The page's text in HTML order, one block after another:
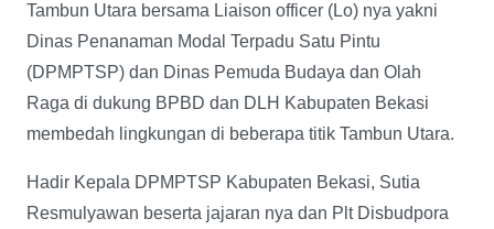
Tambun Utara bersama Liaison officer (Lo) nya yakni
Dinas Penanaman Modal Terpadu Satu Pintu
(DPMPTSP) dan Dinas Pemuda Budaya dan Olah
Raga di dukung BPBD dan DLH Kabupaten Bekasi
membedah lingkungan di beberapa titik Tambun Utara.
Hadir Kepala DPMPTSP Kabupaten Bekasi, Sutia
Resmulyawan beserta jajaran nya dan Plt Disbudpora